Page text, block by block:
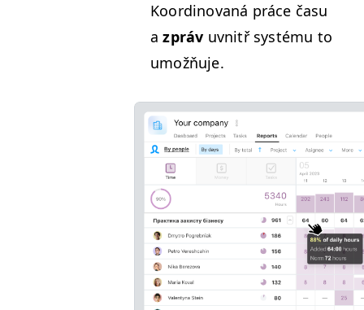
Koordi­no­vaná práce času
azpráv uvnitř sys­té­mu to
umožňuje.